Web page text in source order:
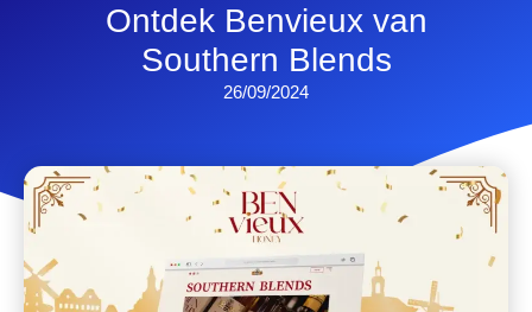
Ontdek Benvieux van
Southern Blends
26/09/2024